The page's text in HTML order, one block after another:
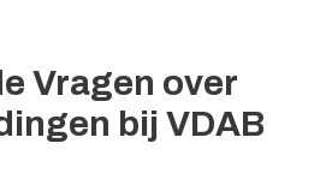
Vragen over
bij VDAB